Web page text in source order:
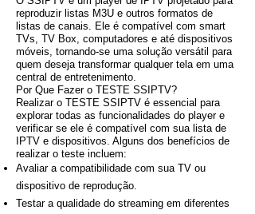
reproduzir listas M3U e outros formatos de
listas de canais. Ele é compatível com smart
TVs, TV Box, computadores e até dispositivos
móveis, tornando-se uma solução versátil para
quem deseja transformar qualquer tela em uma
central de entretenimento.
Por Que Fazer o TESTE SSIPTV?
Realizar o TESTE SSIPTV é essencial para
explorar todas as funcionalidades do player e
verificar se ele é compatível com sua lista de
IPTV e dispositivos. Alguns dos benefícios de
realizar o teste incluem:
Avaliar a compatibilidade com sua TV ou
dispositivo de reprodução.
Testar a qualidade do streaming em diferentes